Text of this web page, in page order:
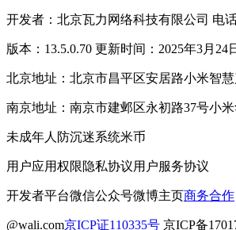
开发者：北京瓦力网络科技有限公司 电
版本：13.5.0.70 更新时间：2025年3月24
北京地址：北京市昌平区安居路小米智慧
南京地址：南京市建邺区永初路37号小
未成年人防沉迷系统米币
用户应用权限隐私协议用户服务协议
开发者平台微信公众号微博主页商务合作
@wali.com京ICP证110335号 京ICP备